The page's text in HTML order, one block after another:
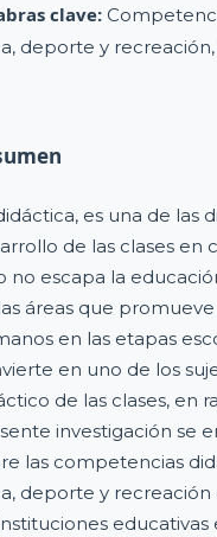
clave:
deporte y
es una de las
de las clases en
no escapa la
áreas que
en las etapas
en uno de los
de las clases, en
investigación se
las competencias
deporte y